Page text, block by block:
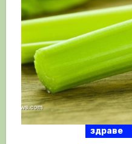
здраве